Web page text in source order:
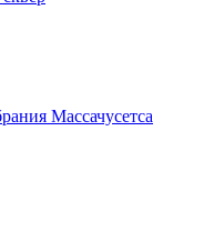
Массачусетса